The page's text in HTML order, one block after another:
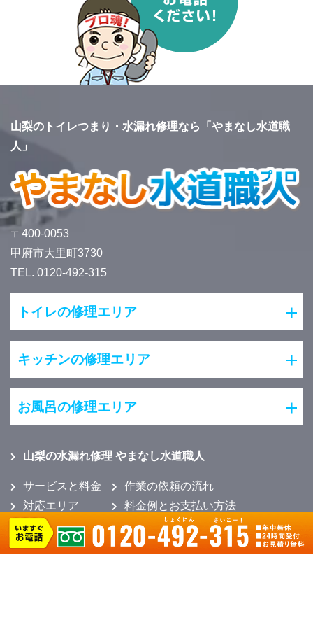
山梨のトイレつまり・水漏れ修理なら「やまなし水道職
人」
〒400-0053
甲府市大里町3730
TEL. 0120-492-315
トイレの修理エリア
キッチンの修理エリア
お風呂の修理エリア
山梨の水漏れ修理 やまなし水道職人
サービスと料金
対応エリア
作業実績
会社概要
作業の依頼の流れ
料金例とお支払い方法
よくある質問
ソーシャルメディアポリシー